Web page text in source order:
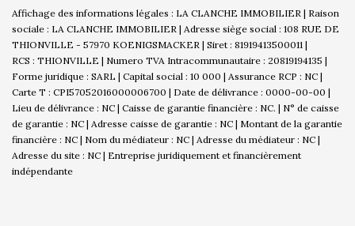
Affichage des informations légales : LA CLANCHE IMMOBILIER | Raison
sociale : LA CLANCHE IMMOBILIER | Adresse siège social : 108 RUE DE
THIONVILLE - 57970 KOENIGSMACKER | Siret : 81919413500011 |
RCS : THIONVILLE | Numero TVA Intracommunautaire : 20819194135 |
Forme juridique : SARL | Capital social : 10 000 | Assurance RCP : NC |
Carte T : CPI57052016000006700 | Date de délivrance : 0000-00-00 |
Lieu de délivrance : NC | Caisse de garantie financière : NC. | N° de caisse
de garantie : NC | Adresse caisse de garantie : NC | Montant de la garantie
financière : NC | Nom du médiateur : NC | Adresse du médiateur : NC |
Adresse du site : NC | Entreprise juridiquement et financièrement
indépendante